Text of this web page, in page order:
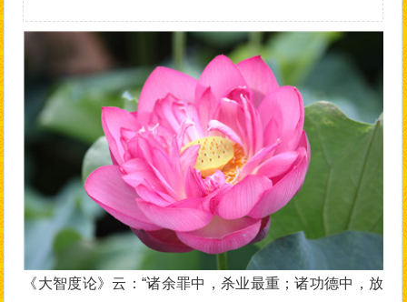
《大智度论》云：“诸余罪中，杀业最重；诸功德中，放